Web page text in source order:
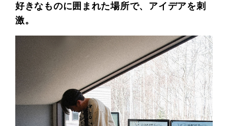
好きなものに囲まれた場所で、アイデアを刺
激。